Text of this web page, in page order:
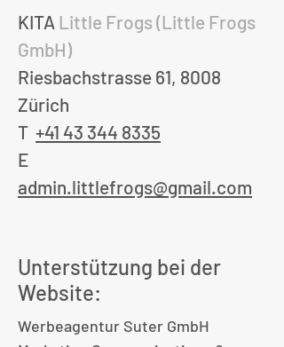
KITA Little Frogs (Little Frogs
GmbH)
Riesbachstrasse 61, 8008
Zürich
T +41 43 344 8335
E
admin.littlefrogs@gmail.com
Unterstützung bei der
Website:
Werbeagentur Suter GmbH